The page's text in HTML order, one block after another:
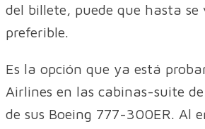
del billete, puede que hasta se
preferible.
Es la opción que ya está
Airlines en las cabinas-suite
de sus Boeing 777-300ER. Al